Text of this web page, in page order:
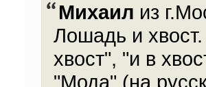
Михаил из
Лошадь и
хвост", "и в
"Мода" (на